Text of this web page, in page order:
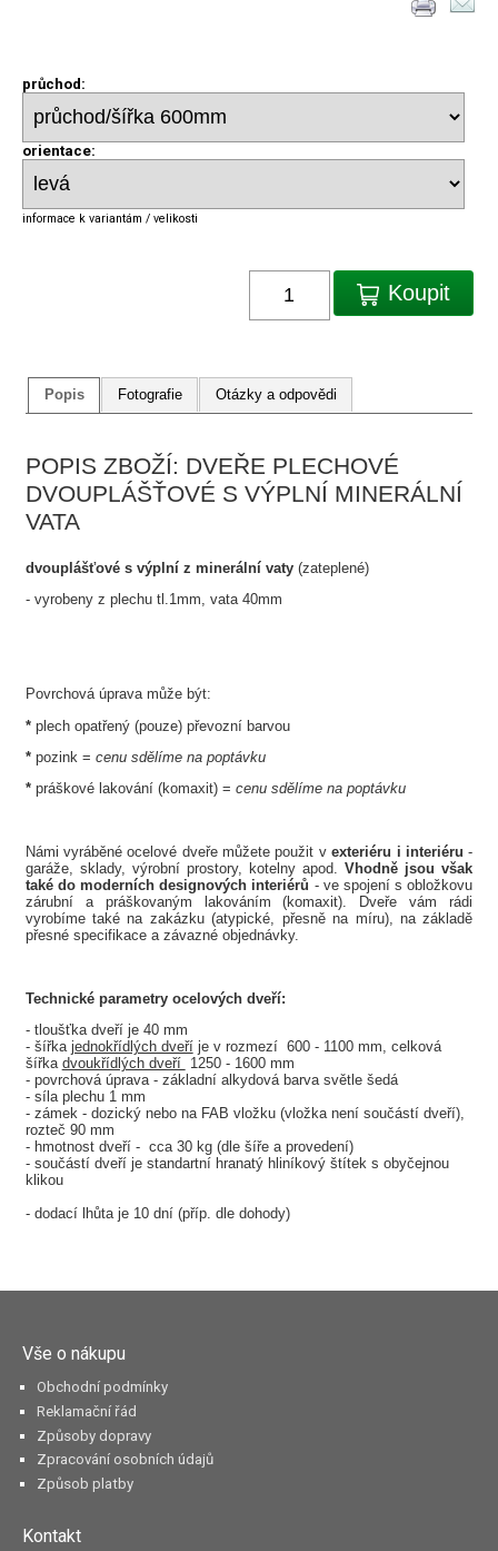
průchod:
orientace:
informace k variantám / velikosti
Koupit
Popis Fotografie Otázky a odpovědi
POPIS ZBOŽÍ: DVEŘE PLECHOVÉ
DVOUPLÁŠŤOVÉ S VÝPLNÍ MINERÁLNÍ
VATA
dvouplášťové s výplní z minerální vaty(zateplené)
- vyrobeny z plechu tl.1mm, vata 40mm
Povrchová úprava může být:
*plech opatřený (pouze) převozní barvou
*pozink = cenu sdělíme na poptávku
*práškové lakování (komaxit) = cenu sdělíme na poptávku
Námi vyráběné ocelové dveře můžete použit vexteriéru i interiéru -
garáže, sklady, výrobní prostory, kotelny apod.Vhodně jsou však
také do moderních designových interiérů - ve spojení s obložkovu
zárubní a práškovaným lakováním (komaxit). Dveře vám rádi
vyrobíme také na zakázku (atypické, přesně na míru), na základě
přesné specifikace a závazné objednávky.
Technické parametry ocelových dveří:
- tloušťka dveří je 40 mm
- šířka jednokřídlých dveříje v rozmezí 600 - 1100 mm, celková
šířka dvoukřídlých dveří 1250 - 1600 mm
- povrchová úprava - základní alkydová barva světle šedá
- síla plechu 1 mm
- zámek - dozický nebo na FAB vložku (vložka není součástí dveří),
rozteč 90 mm
- hmotnost dveří - cca 30 kg (dle šíře a provedení)
- součástí dveří je standartní hranatý hliníkový štítek s obyčejnou
klikou
- dodací lhůta je 10 dní (příp. dle dohody)
Vše o nákupu
Obchodní podmínky
Reklamační řád
Způsoby dopravy
Zpracování osobních údajů
Způsob platby
Kontakt